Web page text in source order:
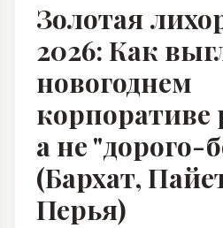
Золотая
2026: Как
новогоднем
корпоративе
а не "дорого-
(Бархат,
Перья)